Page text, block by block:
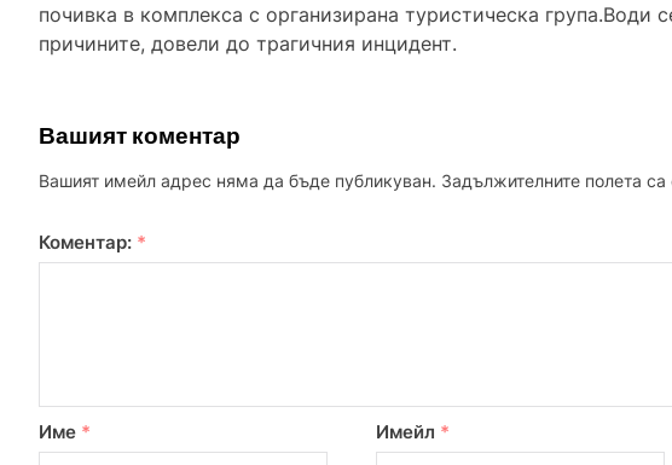
почивка в комплекса с организирана туристическа група.Води
причините, довели до трагичния инцидент.
Вашият коментар
Вашият имейл адрес няма да бъде публикуван. Задължителните полета са
Коментар: *
Име * Имейл *